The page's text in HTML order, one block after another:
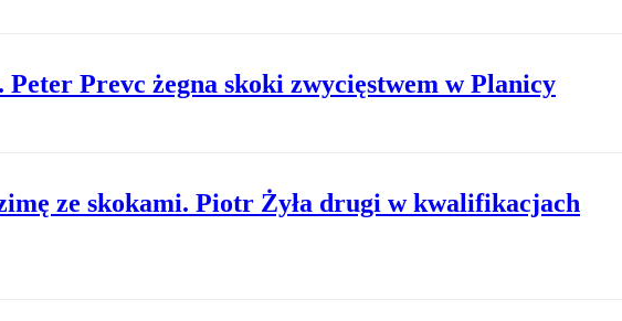
Peter Prevc żegna skoki zwycięstwem w Planicy
ze skokami. Piotr Żyła drugi w kwalifikacjach